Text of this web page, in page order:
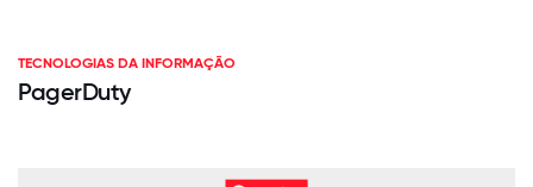
TECNOLOGIAS DA INFORMAÇÃO
PagerDuty